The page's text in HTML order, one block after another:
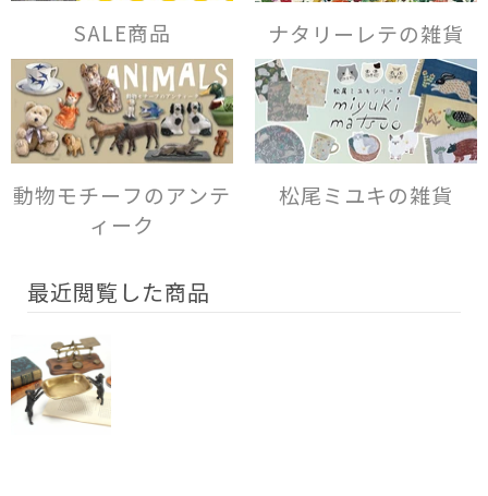
SALE商品 ナタリーレテの雑貨
動物モチーフのアンテ
ィーク
松尾ミユキの雑貨
最近閲覧した商品